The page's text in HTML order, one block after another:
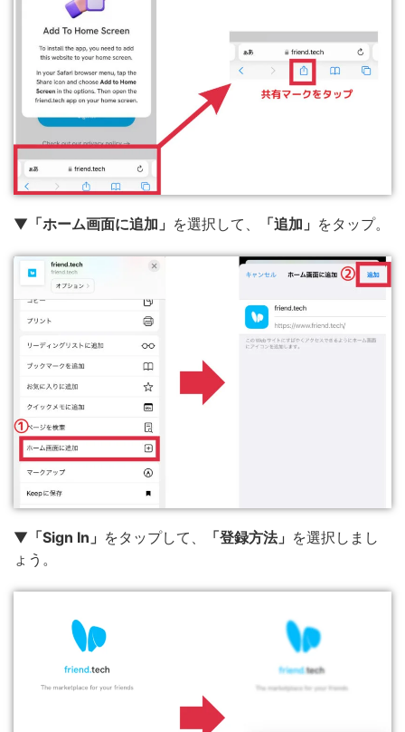
▼ 「ホーム画面に追加」 を選択して、 「追加」 をタップ。
▼ 「Sign In」 をタップして、 「登録方法」 を選択しまし
ょう。